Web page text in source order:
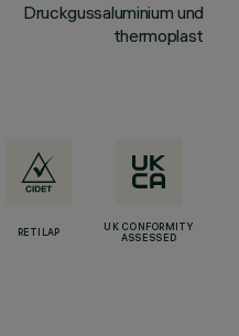
Druckgussaluminium und
thermoplast
RETILAP
UK CONFORMITY
ASSESSED